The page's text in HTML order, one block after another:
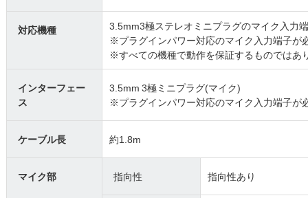
対応機種
3.5mm3極ステレオミニプラグのマイク入力
※プラグインパワー対応のマイク入力端子が
※すべての機種で動作を保証するものではあ
インターフェー
ス
3.5mm 3極ミニプラグ(マイク)
※プラグインパワー対応のマイク入力端子が
ケーブル長 約1.8m
マイク部 指向性 指向性あり